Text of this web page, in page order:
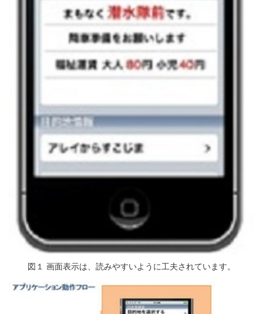
図１ 画面表示は、読みやすいように工夫されています。